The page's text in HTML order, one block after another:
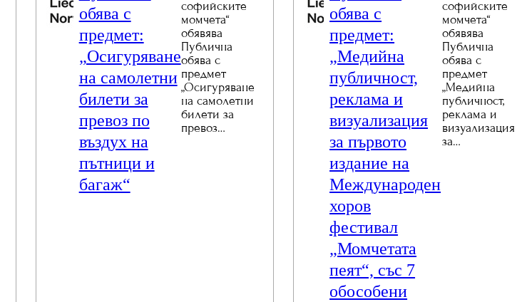
обява с
предмет:
„Осигуряване
на самолетни
билети за
превоз по
въздух на
пътници и
багаж“
софийските
момчета“
обявява
Публична
обява с
предмет
„Осигуряване
на самолетни
билети за
превоз…
обява с
предмет:
„Медийна
публичност,
реклама и
визуализация
за първото
издание на
Международен
хоров
фестивал
„Момчетата
пеят“, със 7
обособени
софийските
момчета“
обявява
Публична
обява с
предмет
„Медийна
публичност,
реклама и
визуализация
за…